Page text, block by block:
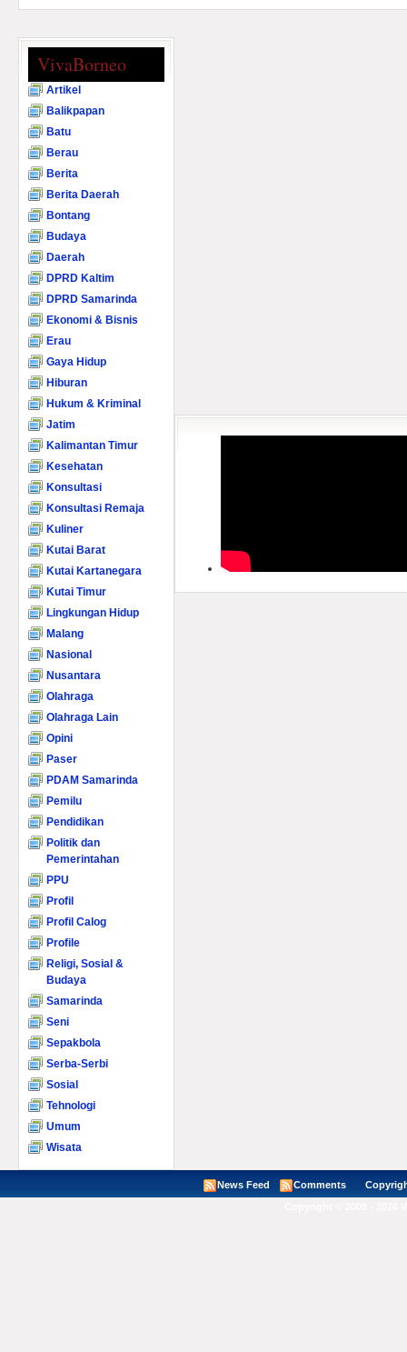
VivaBorneo
Artikel
Balikpapan
Batu
Berau
Berita
Berita Daerah
Bontang
Budaya
Daerah
DPRD Kaltim
DPRD Samarinda
Ekonomi & Bisnis
Erau
Gaya Hidup
Hiburan
Hukum & Kriminal
Jatim
Kalimantan Timur
Kesehatan
Konsultasi
Konsultasi Remaja
Kuliner
Kutai Barat
Kutai Kartanegara
Kutai Timur
Lingkungan Hidup
Malang
Nasional
Nusantara
Olahraga
Olahraga Lain
Opini
Paser
PDAM Samarinda
Pemilu
Pendidikan
Politik dan
Pemerintahan
PPU
Profil
Profil Calog
Profile
Religi, Sosial &
Budaya
Samarinda
Seni
Sepakbola
Serba-Serbi
Sosial
Tehnologi
Umum
Wisata
News Feed Comments Copyright